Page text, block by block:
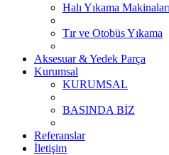
Halı Yıkama Makinaları
Tır ve Otobüs Yıkama
Aksesuar & Yedek Parça
Kurumsal
KURUMSAL
BASINDA BİZ
Referanslar
İletişim